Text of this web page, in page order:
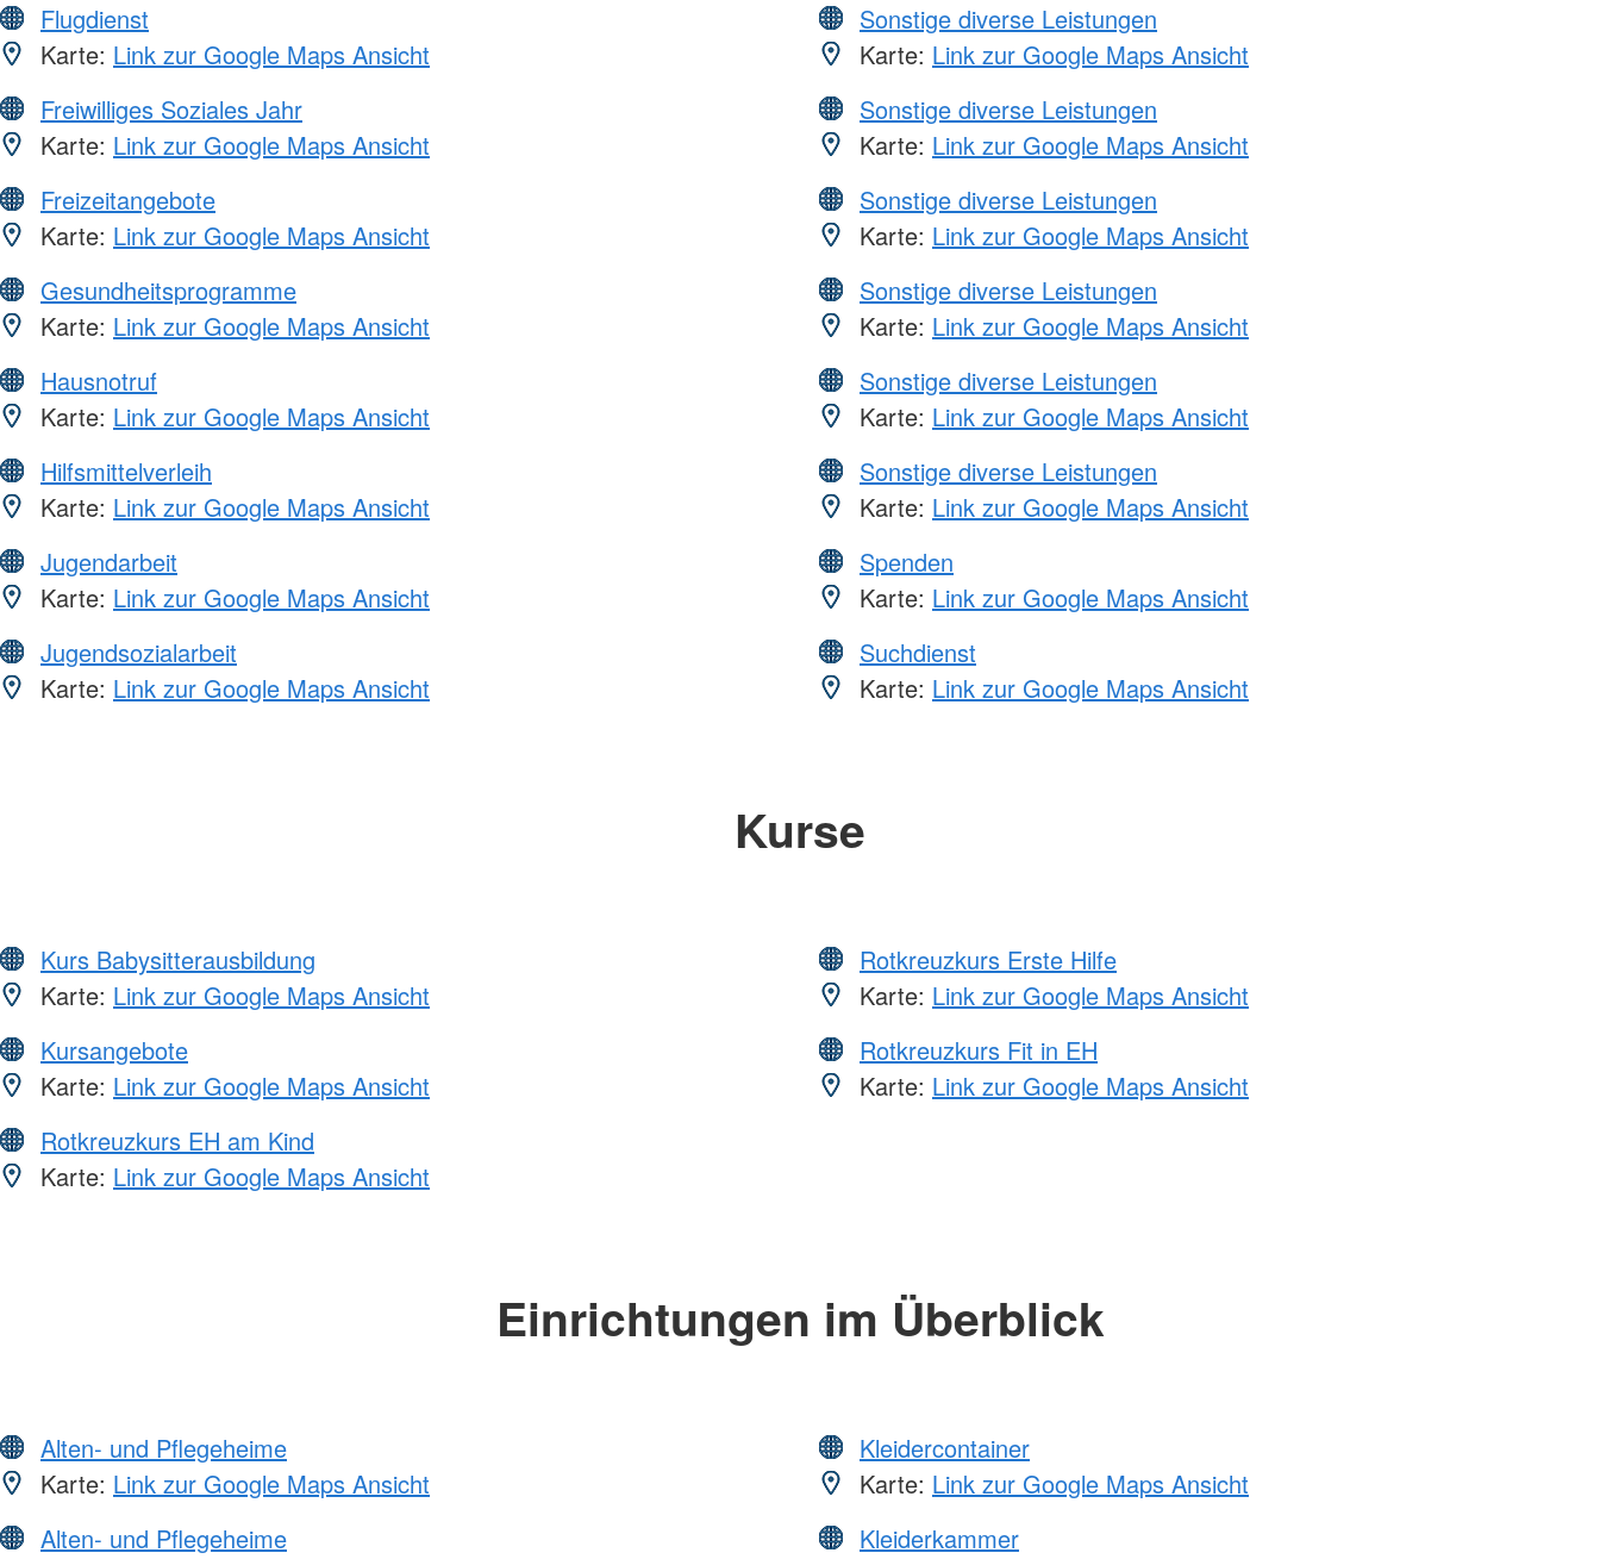
Flugdienst
Karte: Link zur Google Maps Ansicht
Freiwilliges Soziales Jahr
Karte: Link zur Google Maps Ansicht
Freizeitangebote
Karte: Link zur Google Maps Ansicht
Gesundheitsprogramme
Karte: Link zur Google Maps Ansicht
Hausnotruf
Karte: Link zur Google Maps Ansicht
Hilfsmittelverleih
Karte: Link zur Google Maps Ansicht
Jugendarbeit
Karte: Link zur Google Maps Ansicht
Jugendsozialarbeit
Karte: Link zur Google Maps Ansicht
Sonstige diverse Leistungen
Karte: Link zur Google Maps Ansicht
Sonstige diverse Leistungen
Karte: Link zur Google Maps Ansicht
Sonstige diverse Leistungen
Karte: Link zur Google Maps Ansicht
Sonstige diverse Leistungen
Karte: Link zur Google Maps Ansicht
Sonstige diverse Leistungen
Karte: Link zur Google Maps Ansicht
Sonstige diverse Leistungen
Karte: Link zur Google Maps Ansicht
Spenden
Karte: Link zur Google Maps Ansicht
Suchdienst
Karte: Link zur Google Maps Ansicht
Kurse
Kurs Babysitterausbildung
Karte: Link zur Google Maps Ansicht
Kursangebote
Karte: Link zur Google Maps Ansicht
Rotkreuzkurs EH am Kind
Karte: Link zur Google Maps Ansicht
Rotkreuzkurs Erste Hilfe
Karte: Link zur Google Maps Ansicht
Rotkreuzkurs Fit in EH
Karte: Link zur Google Maps Ansicht
Einrichtungen im Überblick
Alten- und Pflegeheime
Karte: Link zur Google Maps Ansicht
Alten- und Pflegeheime
Kleidercontainer
Karte: Link zur Google Maps Ansicht
Kleiderkammer